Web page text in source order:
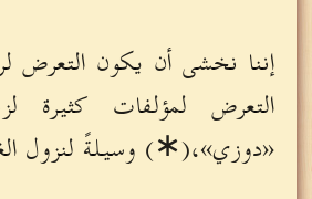
إننا نخشى أن يكون التعرض
التعرض لمؤلفات كثيرة
«دوزي»،(∗) وسيلةً لنزول